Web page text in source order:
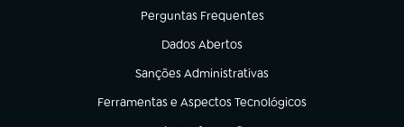
Perguntas Frequentes
(abre em nova aba)
Dados Abertos
(abre em nova aba)
Sanções Administrativas
(abre em nova aba)
Ferramentas e Aspectos Tecnológicos
(abre em nova aba)